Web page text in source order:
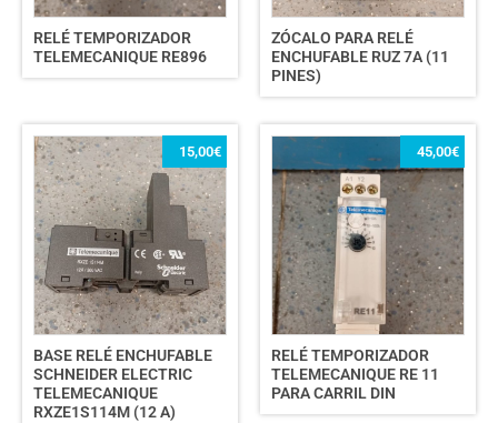
RELÉ TEMPORIZADOR
TELEMECANIQUE RE896
ZÓCALO PARA RELÉ
ENCHUFABLE RUZ 7A (11
PINES)
BASE RELÉ ENCHUFABLE
SCHNEIDER ELECTRIC
TELEMECANIQUE
RXZE1S114M (12 A)
15,00€
RELÉ TEMPORIZADOR
TELEMECANIQUE RE 11
PARA CARRIL DIN
45,00€